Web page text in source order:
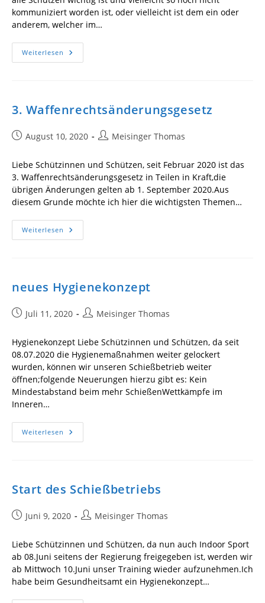
kommuniziert worden ist, oder vielleicht ist dem ein oder
anderem, welcher im…
Weiterlesen Nationales
Waffenregister
3. Waffenrechtsänderungsgesetz
BeitragAugust 10, 2020
Beitrags-
Meisinger Thomas
Liebe Schützinnen und Schützen, seit Februar 2020 ist das
3. Waffenrechtsänderungsgesetz in Teilen in Kraft,die
übrigen Änderungen gelten ab 1. September 2020.Aus
diesem Grunde möchte ich hier die wichtigsten Themen…
Weiterlesen 3.
Waffenrechtsänderungsgesetz
neues Hygienekonzept
BeitragJuli 11, 2020
Beitrags-
Meisinger Thomas
Hygienekonzept Liebe Schützinnen und Schützen, da seit
08.07.2020 die Hygienemaßnahmen weiter gelockert
wurden, können wir unseren Schießbetrieb weiter
öffnen;folgende Neuerungen hierzu gibt es: Kein
Mindestabstand beim mehr SchießenWettkämpfe im
Inneren…
Weiterlesen Neues
Hygienekonzept
Start des Schießbetriebs
BeitragJuni 9, 2020
Beitrags-
Meisinger Thomas
Liebe Schützinnen und Schützen, da nun auch Indoor Sport
ab 08.Juni seitens der Regierung freigegeben ist, werden wir
ab Mittwoch 10.Juni unser Training wieder aufzunehmen.Ich
habe beim Gesundheitsamt ein Hygienekonzept…